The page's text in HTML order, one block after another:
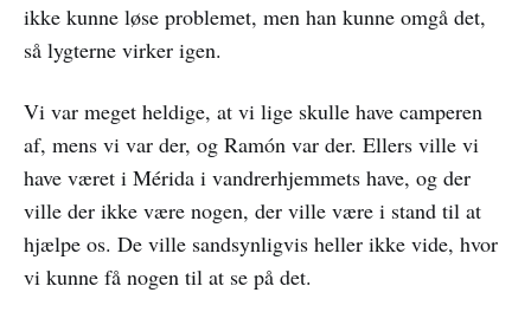
ikke kunne løse problemet, men han kunne omgå det,
så lygterne virker igen.
Vi var meget heldige, at vi lige skulle have camperen
af, mens vi var der, og Ramón var der. Ellers ville vi
have været i Mérida i vandrerhjemmets have, og der
ville der ikke være nogen, der ville være i stand til at
hjælpe os. De ville sandsynligvis heller ikke vide, hvor
vi kunne få nogen til at se på det.